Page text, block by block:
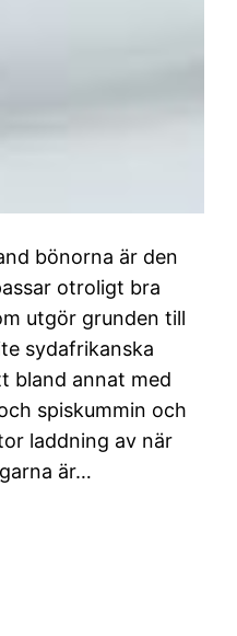
bönorna är den
otroligt bra
utgör grunden till
sydafrikanska
bland annat med
spiskummin och
laddning av när
är…